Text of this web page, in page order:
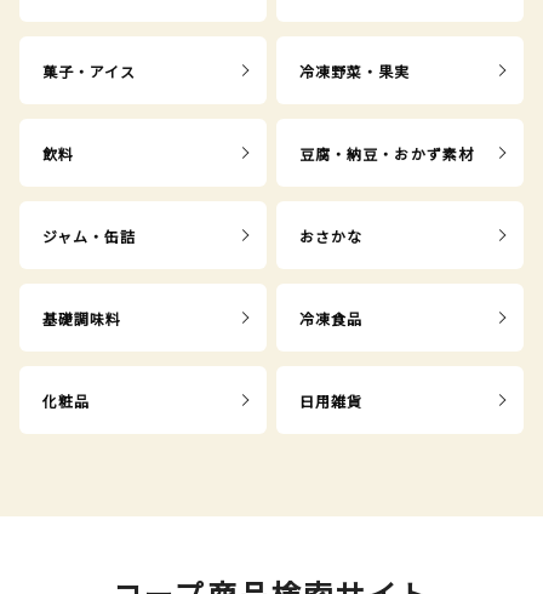
菓子・アイス 冷凍野菜・果実
飲料 豆腐・納豆・おかず素材
ジャム・缶詰 おさかな
基礎調味料 冷凍食品
化粧品 日用雑貨